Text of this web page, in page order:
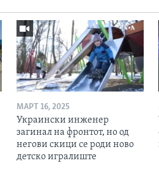
МАРТ 16, 2025
Украински инженер
загинал на фронтот, но од
негови скици се роди ново
детско игралиште